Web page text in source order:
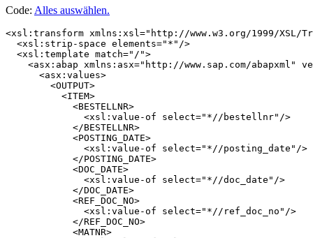
Code: Alles auswählen.
<xsl:transform xmlns:xsl="http://www.w3.org/1999/XSL/
  <xsl:strip-space elements="*"/>
  <xsl:template match="/">
<asx:abap xmlns:asx="http://www.sap.com/abapxml"
      <asx:values>
        <OUTPUT>
          <ITEM>
            <BESTELLNR>
              <xsl:value-of select="*//bestellnr"/>
            </BESTELLNR>
            <POSTING_DATE>
              <xsl:value-of select="*//posting_date"/>
            </POSTING_DATE>
            <DOC_DATE>
              <xsl:value-of select="*//doc_date"/>
            </DOC_DATE>
            <REF_DOC_NO>
              <xsl:value-of select="*//ref_doc_no"/>
            </REF_DOC_NO>
            <MATNR>